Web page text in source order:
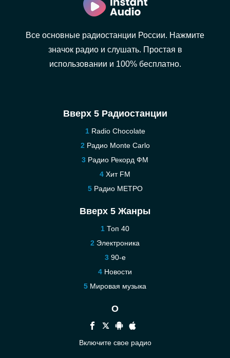
Все основные радиостанции России. Нажмите
значок радио и слушать. Простая в
использовании и 100% бесплатно.
Вверх 5 Радиостанции
Radio Chocolate
Радио Monte Carlo
Радио Рекорд ФМ
Хит FM
Радио МЕТРО
Вверх 5 Жанры
Топ 40
Электроника
90-е
Новости
Мировая музыка
О
Включите свое радио